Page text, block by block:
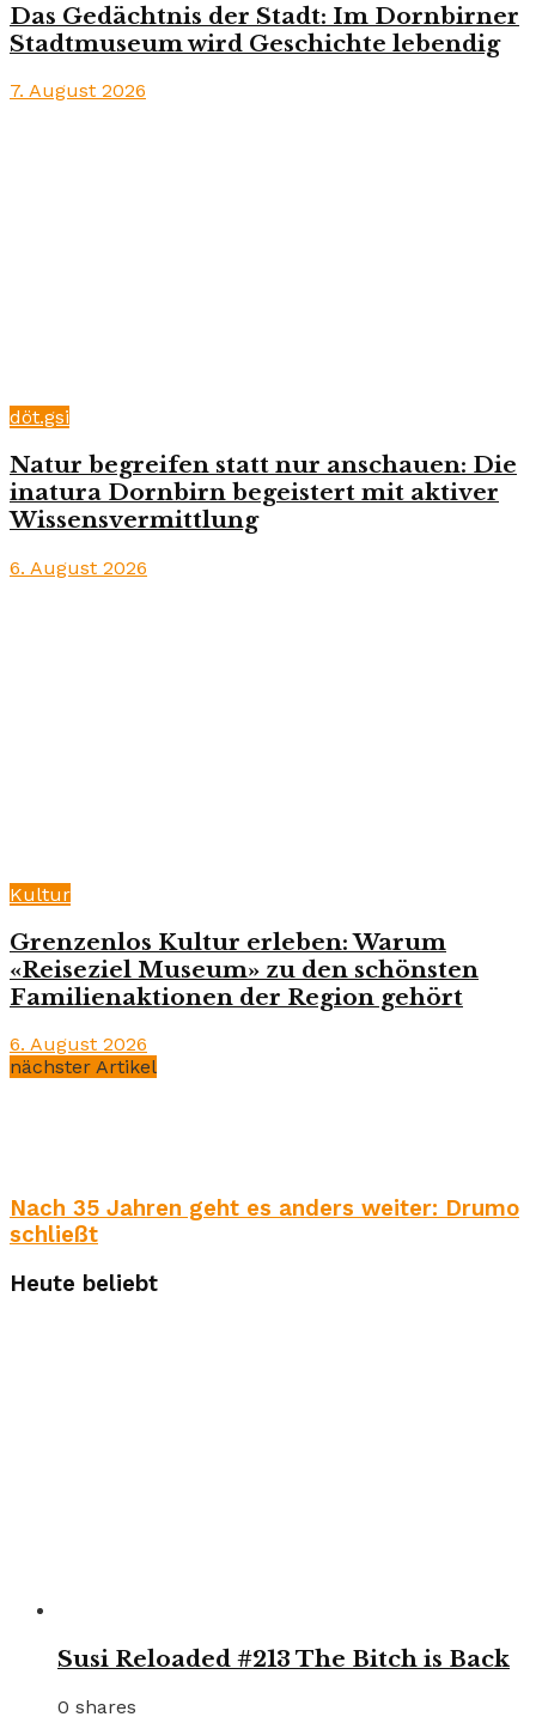
Das Gedächtnis der Stadt: Im Dornbirner
Stadtmuseum wird Geschichte lebendig
7. August 2026
döt.gsi
Natur begreifen statt nur anschauen: Die
inatura Dornbirn begeistert mit aktiver
Wissensvermittlung
6. August 2026
Kultur
Grenzenlos Kultur erleben: Warum
«Reiseziel Museum» zu den schönsten
Familienaktionen der Region gehört
6. August 2026
nächster Artikel
Nach 35 Jahren geht es anders weiter: Drumo
schließt
Heute beliebt
Susi Reloaded #213 The Bitch is Back
0 shares